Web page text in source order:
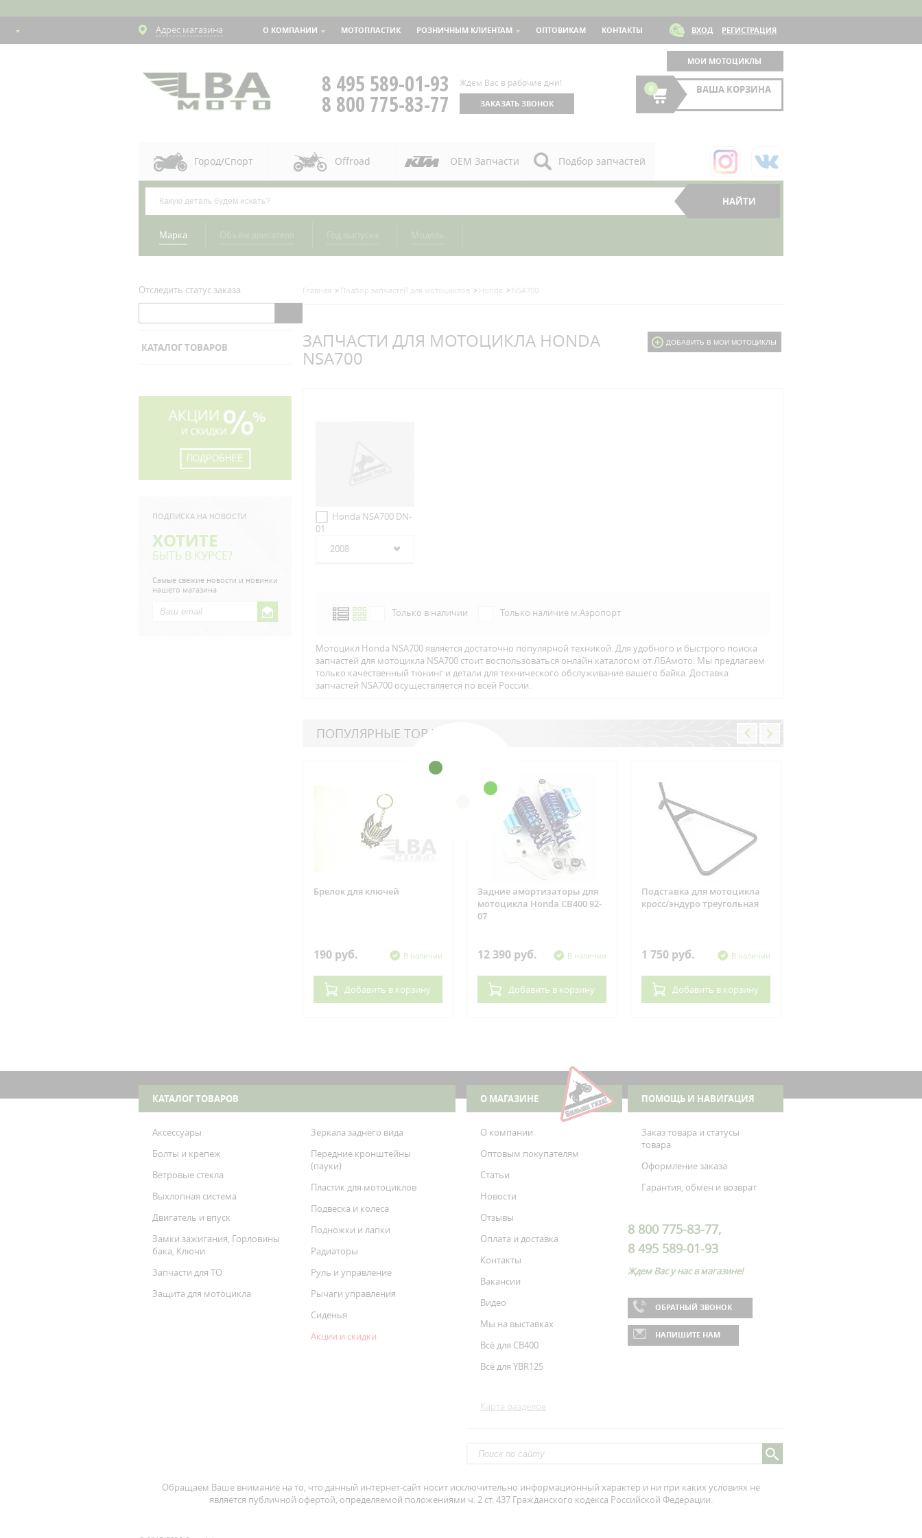
Адрес магазина О КОМПАНИИ МОТОПЛАСТИК РОЗНИЧНЫМ КЛИЕНТАМ ОПТОВИКАМ КОНТАКТЫ ВХОД РЕГИСТРАЦИЯ
МОИ МОТОЦИКЛЫ
8 495 589-01-93
8 800 775-83-77
Ждем Вас в рабочие дни!
ЗАКАЗАТЬ ЗВОНОК
0 ВАША КОРЗИНА
Город/Спорт Offroad OEM Запчасти Подбор запчастей
Марка
Отследить статус заказа
КАТАЛОГ ТОВАРОВ
ПОДРОБНЕЕ
ПОДПИСКА НА НОВОСТИ
ХОТИТЕ
БЫТЬ В КУРСЕ?
Самые свежие новости и новинки
нашего магазина
Главная Подбор запчастей для мотоциклов Honda NSA700
ЗАПЧАСТИ ДЛЯ МОТОЦИКЛА HONDA
NSA700
ДОБАВИТЬ В МОИ МОТОЦИКЛЫ
Honda NSA700 DN-
01
2008
Только в наличии Только наличие м.Аэропорт
Мотоцикл Honda NSA700 является достаточно популярной техникой. Для удобного и быстрого поиска
запчастей для мотоцикла NSA700 стоит воспользоваться онлайн каталогом от ЛБАмото. Мы предлагаем
только качественный тюнинг и детали для технического обслуживание вашего байка. Доставка
запчастей NSA700 осуществляется по всей Росcии.
ПОПУЛЯРНЫЕ ТОВАРЫ
Брелок для ключей
190 руб. В наличии
Добавить в корзину
Задние амортизаторы для
мотоцикла Honda CB400 92-
07
12 390 руб. В наличии
Добавить в корзину
Подставка для мотоцикла
кросс/эндуро треугольная
1 750 руб. В наличии
Добавить в корзину
КАТАЛОГ ТОВАРОВ
Аксессуары
Болты и крепеж
Ветровые стекла
Выхлопная система
Двигатель и впуск
Замки зажигания, Горловины
бака, Ключи
Запчасти для ТО
Защита для мотоцикла
Зеркала заднего вида
Передние кронштейны
(пауки)
Пластик для мотоциклов
Подвеска и колеса
Подножки и лапки
Радиаторы
Руль и управление
Рычаги управления
Сиденья
Акции и скидки
О МАГАЗИНЕ
О компании
Оптовым покупателям
Статьи
Новости
Отзывы
Оплата и доставка
Контакты
Вакансии
Видео
Мы на выставках
Всё для CB400
Всё для YBR125
Карта разделов
ПОМОЩЬ И НАВИГАЦИЯ
Заказ товара и статусы
товара
Оформление заказа
Гарантия, обмен и возврат
8 800 775-83-77,
8 495 589-01-93
Ждем Вас у нас в магазине!
ОБРАТНЫЙ ЗВОНОК
НАПИШИТЕ НАМ
Обращаем Ваше внимание на то, что данный интернет-сайт носит исключительно информационный характер и ни при каких условиях не
является публичной офертой, определяемой положениями ч. 2 ст. 437 Гражданского кодекса Российской Федерации.